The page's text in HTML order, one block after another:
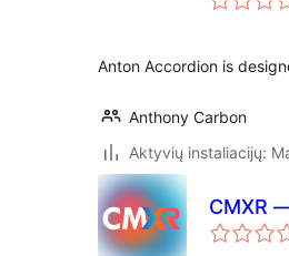
Anton Accordion is
Anthony Carbon
Aktyvių instaliacijų:
CMXR